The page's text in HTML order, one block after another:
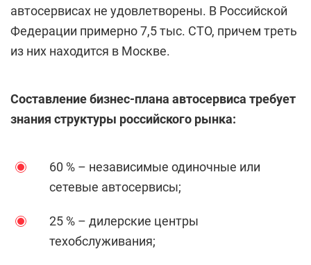
автосервисах не удовлетворены. В Российской
Федерации примерно 7,5 тыс. СТО, причем треть
из них находится в Москве.
Составление бизнес-плана автосервиса требует
знания структуры российского рынка:
60 % – независимые одиночные или
сетевые автосервисы;
25 % – дилерские центры
техобслуживания;